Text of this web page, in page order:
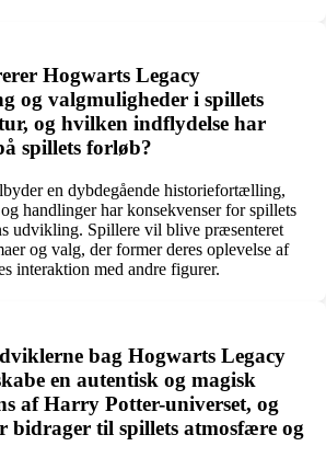
Hogwarts Legacy
og valgmuligheder i spillets
og hvilken indflydelse har
spillets forløb?
en dybdegående historiefortælling,
handlinger har konsekvenser for spillets
udvikling. Spillere vil blive præsenteret
og valg, der former deres oplevelse af
interaktion med andre figurer.
bag Hogwarts Legacy
en autentisk og magisk
af Harry Potter-universet, og
bidrager til spillets atmosfære og